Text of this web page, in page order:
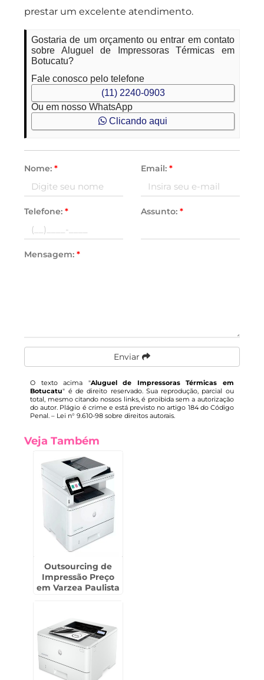
prestar um excelente atendimento.
Gostaria de um orçamento ou entrar em contato
sobre Aluguel de Impressoras Térmicas em
Botucatu?
Fale conosco pelo telefone
(11) 2240-0903
Ou em nosso WhatsApp
Clicando aqui
Nome:* Email: *
Telefone:* Assunto: *
Mensagem:*
Enviar
O texto acima "Aluguel de Impressoras Térmicas em
Botucatu" é de direito reservado. Sua reprodução, parcial ou
total, mesmo citando nossos links, é proibida sem a autorização
do autor. Plágio é crime e está previsto no artigo 184 do Código
Penal. – Lei n° 9.610-98 sobre direitos autorais.
Veja Também
Outsourcing de
Impressão Preço
em Varzea Paulista